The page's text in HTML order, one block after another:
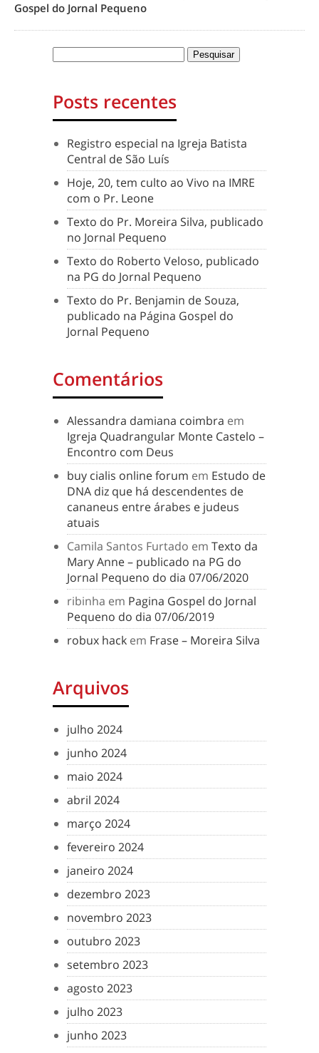
Gospel do Jornal Pequeno
Posts recentes
Registro especial na Igreja Batista
Central de São Luís
Hoje, 20, tem culto ao Vivo na IMRE
com o Pr. Leone
Texto do Pr. Moreira Silva, publicado
no Jornal Pequeno
Texto do Roberto Veloso, publicado
na PG do Jornal Pequeno
Texto do Pr. Benjamin de Souza,
publicado na Página Gospel do
Jornal Pequeno
Comentários
Alessandra damiana coimbra em
Igreja Quadrangular Monte Castelo –
Encontro com Deus
buy cialis online forum em Estudo de
DNA diz que há descendentes de
cananeus entre árabes e judeus
atuais
Camila Santos Furtado em Texto da
Mary Anne – publicado na PG do
Jornal Pequeno do dia 07/06/2020
ribinha em Pagina Gospel do Jornal
Pequeno do dia 07/06/2019
robux hack em Frase – Moreira Silva
Arquivos
julho 2024
junho 2024
maio 2024
abril 2024
março 2024
fevereiro 2024
janeiro 2024
dezembro 2023
novembro 2023
outubro 2023
setembro 2023
agosto 2023
julho 2023
junho 2023